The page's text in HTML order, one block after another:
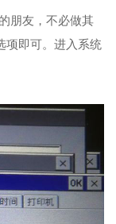
朋友，不必做其
项即可。进入系统